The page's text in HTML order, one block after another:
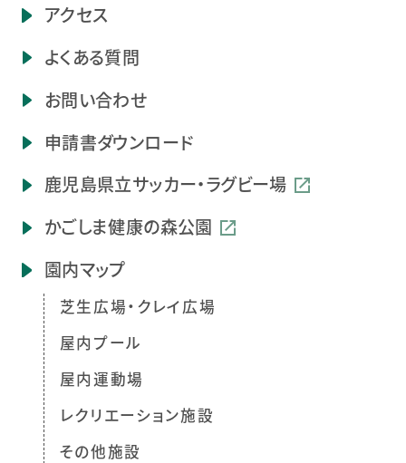
アクセス
よくある質問
お問い合わせ
申請書ダウンロード
鹿児島県立サッカー・ラグビー場
かごしま健康の森公園
園内マップ
芝生広場・クレイ広場
屋内プール
屋内運動場
レクリエーション施設
その他施設